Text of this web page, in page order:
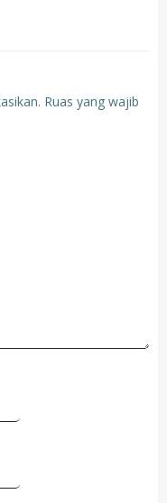
Ruas yang wajib